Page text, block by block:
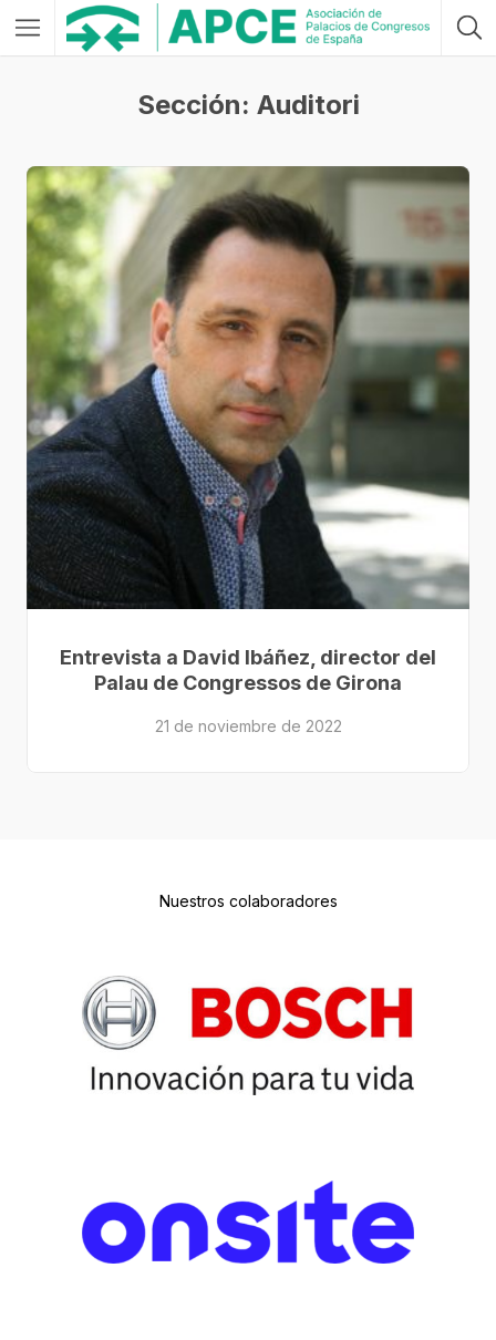
Sección: Auditori
Entrevista a David Ibáñez, director del
Palau de Congressos de Girona
21 de noviembre de 2022
Nuestros colaboradores